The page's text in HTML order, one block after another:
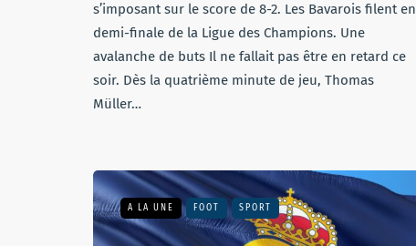
s’imposant sur le score de 8-2. Les Bavarois filent en
demi-finale de la Ligue des Champions. Une
avalanche de buts Il ne fallait pas être en retard ce
soir. Dès la quatrième minute de jeu, Thomas
Müller…
A LA UNE FOOT SPORT